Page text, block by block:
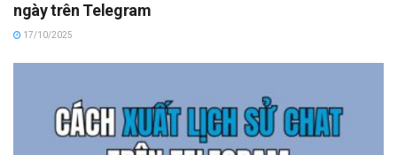
ngày trên Telegram
17/10/2025